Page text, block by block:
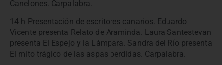
Canelones. Carpalabra.
14 h Presentación de escritores canarios. Eduardo
Vicente presenta Relato de Araminda. Laura Santestevan
presenta El Espejo y la Lámpara. Sandra del Río presenta
El mito trágico de las aspas perdidas. Carpalabra.